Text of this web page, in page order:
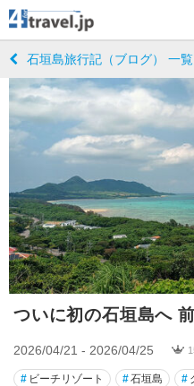
石垣島旅行記（ブログ） 一
ついに初の石垣島へ
2026/04/21 - 2026/04/25
# ビーチリゾート #石垣島 #